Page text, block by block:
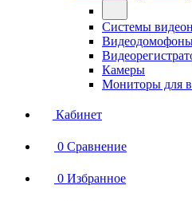
Системы
Камеры
Мониторы для
Кабинет
0 Сравнение
0 Избранное